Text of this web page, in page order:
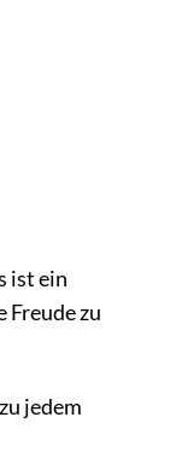
ist ein
Freude zu
jedem